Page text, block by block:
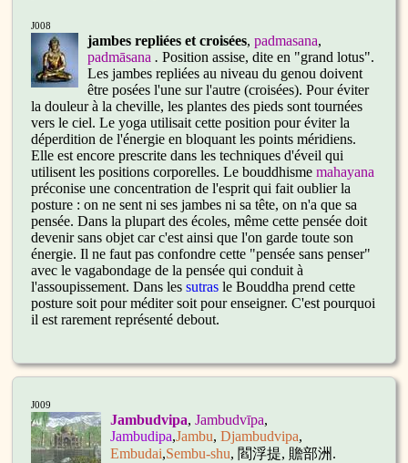
J008
jambes repliées et croisées,padmasana,
padmāsana . Position assise, dite en "grand lotus".
Les jambes repliées au niveau du genou doivent
être posées l'une sur l'autre (croisées). Pour éviter
la douleur à la cheville, les plantes des pieds sont tournées
vers le ciel. Le yoga utilisait cette position pour éviter la
déperdition de l'énergie en bloquant les points méridiens.
Elle est encore prescrite dans les techniques d'éveil qui
utilisent les positions corporelles. Le bouddhismemahayana
préconise une concentration de l'esprit qui fait oublier la
posture : on ne sent ni ses jambes ni sa tête, on n'a que sa
pensée. Dans la plupart des écoles, même cette pensée doit
devenir sans objet car c'est ainsi que l'on garde toute son
énergie. Il ne faut pas confondre cette "pensée sans penser"
avec le vagabondage de la pensée qui conduit à
l'assoupissement. Dans lessutras le Bouddha prend cette
posture soit pour méditer soit pour enseigner. C'est pourquoi
il est rarement représenté debout.
J009
Jambudvipa,Jambudvīpa,
Jambudipa,Jambu,Djambudvipa,
Embudai,Sembu-shu, 閻浮提, 贍部洲.